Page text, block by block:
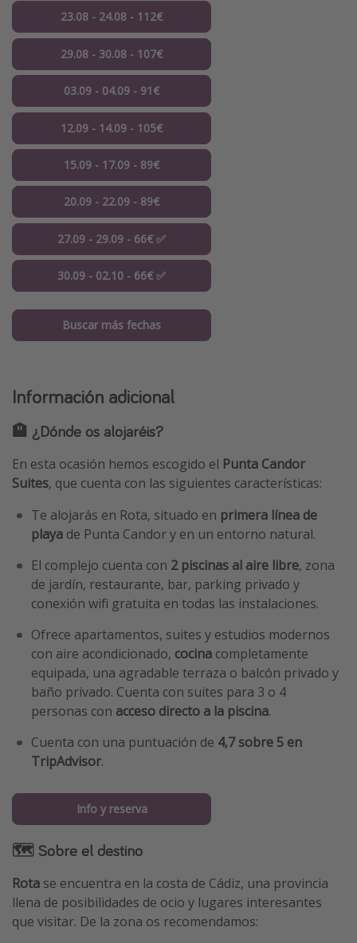
23.08 - 24.08 - 112€
29.08 - 30.08 - 107€
03.09 - 04.09 - 91€
12.09 - 14.09 - 105€
15.09 - 17.09 - 89€
20.09 - 22.09 - 89€
27.09 - 29.09 - 66€ ✅
30.09 - 02.10 - 66€ ✅
Buscar más fechas
Información adicional
🏨 ¿Dónde os alojaréis?
En esta ocasión hemos escogido el Punta Candor
Suites, que cuenta con las siguientes características:
Te alojarás en Rota, situado en primera línea de
playa de Punta Candor y en un entorno natural.
El complejo cuenta con 2 piscinas al aire libre, zona
de jardín, restaurante, bar, parking privado y
conexión wifi gratuita en todas las instalaciones.
Ofrece apartamentos, suites y estudios modernos
con aire acondicionado, cocina completamente
equipada, una agradable terraza o balcón privado y
baño privado. Cuenta con suites para 3 o 4
personas con acceso directo a la piscina.
Cuenta con una puntuación de 4,7 sobre 5 en
TripAdvisor.
Info y reserva
🗺 Sobre el destino
Rota se encuentra en la costa de Cádiz, una provincia
llena de posibilidades de ocio y lugares interesantes
que visitar. De la zona os recomendamos: